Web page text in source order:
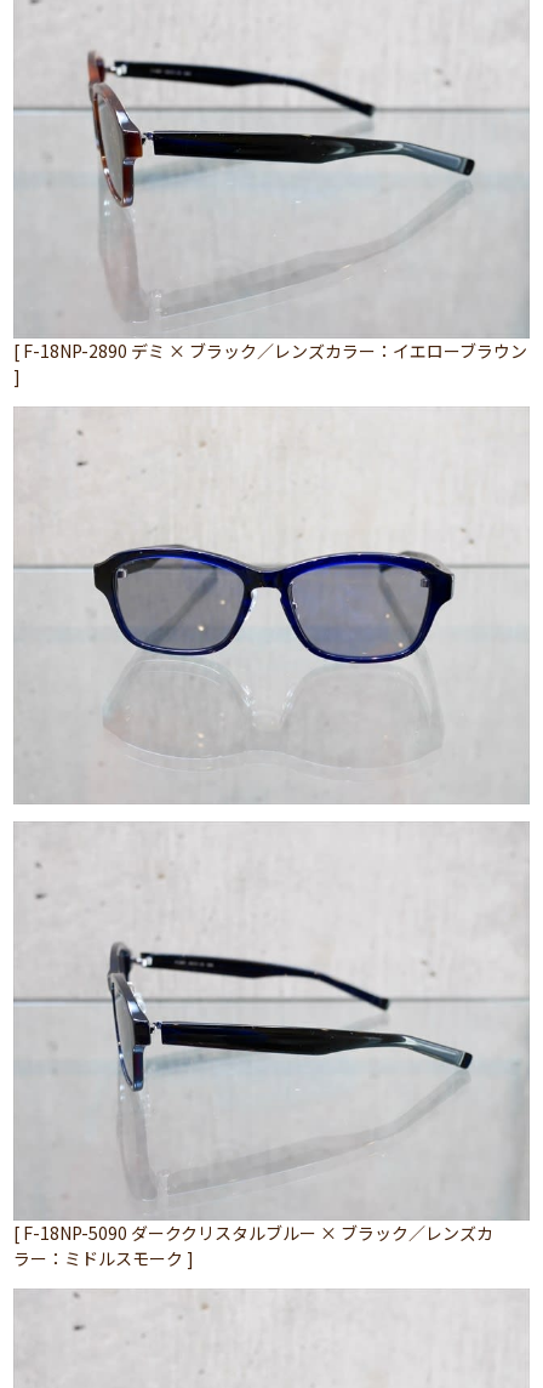
[ F-18NP-2890 デミ × ブラック／レンズカラー：イエローブラウン
]
[ F-18NP-5090 ダーククリスタルブルー × ブラック／レンズカ
ラー：ミドルスモーク ]